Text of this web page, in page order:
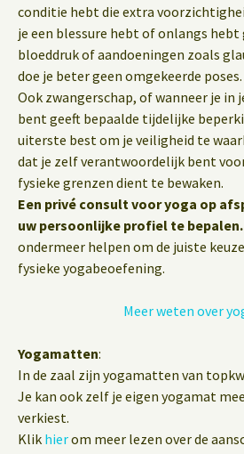
conditie hebt die extra
je een blessure hebt of onlangs hebt
bloeddruk of aandoeningen zoals
doe je beter geen omgekeerde poses.
Ook zwangerschap, of wanneer je in
bent geeft bepaalde tijdelijke
uiterste best om je veiligheid te
dat je zelf verantwoordelijk bent
fysieke grenzen dient te bewaken.
Een privé consult voor yoga op
uw persoonlijke profiel te bepalen.
ondermeer helpen om de juiste
fysieke yogabeoefening.
Meer weten over
Yogamatten:
In de zaal zijn yogamatten van
Je kan ook zelf je eigen yogamat
verkiest.
Klik hierom meer lezen over de